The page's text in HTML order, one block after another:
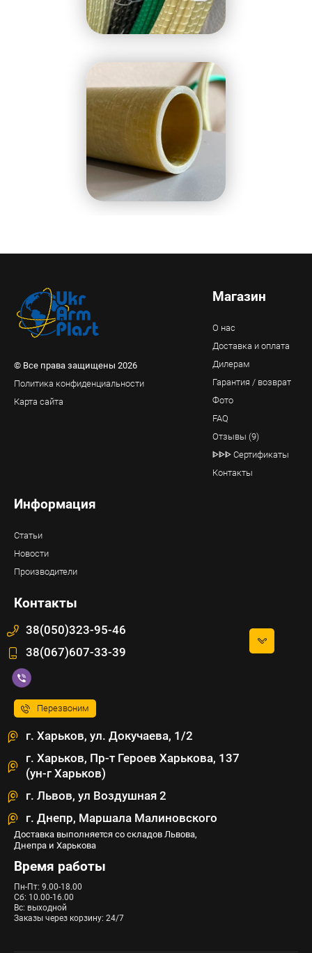
© Все права защищены 2026
Политика конфиденциальности
Карта сайта
Магазин
О нас
Доставка и оплата
Дилерам
Гарантия / возврат
Фото
FAQ
Отзывы (9)
ᐈᐈᐈ Сертификаты
Контакты
Информация
Статьи
Новости
Производители
Контакты
38(050)323-95-46
38(067)607-33-39
Перезвоним
г. Харьков, ул. Докучаева, 1/2
г. Харьков, Пр-т Героев Харькова, 137
(ун-г Харьков)
г. Львов, ул Воздушная 2
г. Днепр, Маршала Малиновского
Доставка выполняется со складов Львова,
Днепра и Харькова
Время работы
Пн-Пт: 9.00-18.00
Сб: 10.00-16.00
Вс: выходной
Заказы через корзину: 24/7